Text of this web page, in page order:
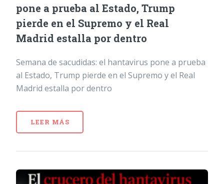
pone a prueba al Estado, Trump
pierde en el Supremo y el Real
Madrid estalla por dentro
Semana de sacudidas: el hantavirus pone a prueba
al Estado, Trump pierde en el Supremo y el Real
Madrid estalla por dentro
LEER MÁS